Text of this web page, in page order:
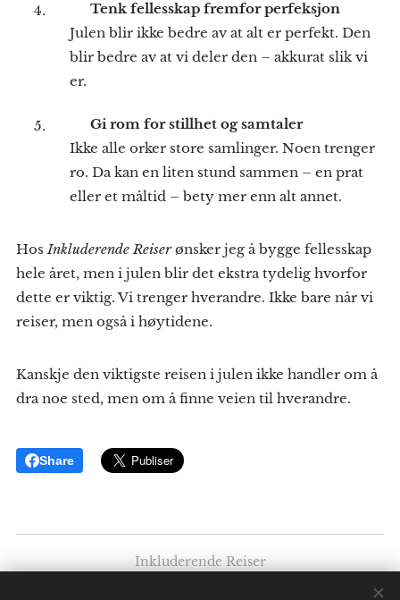
Tenk fellesskap fremfor perfeksjon
Julen blir ikke bedre av at alt er perfekt. Den
blir bedre av at vi deler den – akkurat slik vi
er.
Gi rom for stillhet og samtaler
Ikke alle orker store samlinger. Noen trenger
ro. Da kan en liten stund sammen – en prat
eller et måltid – bety mer enn alt annet.
HosInkluderende Reiserønsker jeg å bygge fellesskap
hele året, men i julen blir det ekstra tydelig hvorfor
dette er viktig. Vi trenger hverandre. Ikke bare når vi
reiser, men også i høytidene.
Kanskje den viktigste reisen i julen ikke handler om å
dra noe sted, men om å finne veien til hverandre.
Share
Inkluderende Reiser